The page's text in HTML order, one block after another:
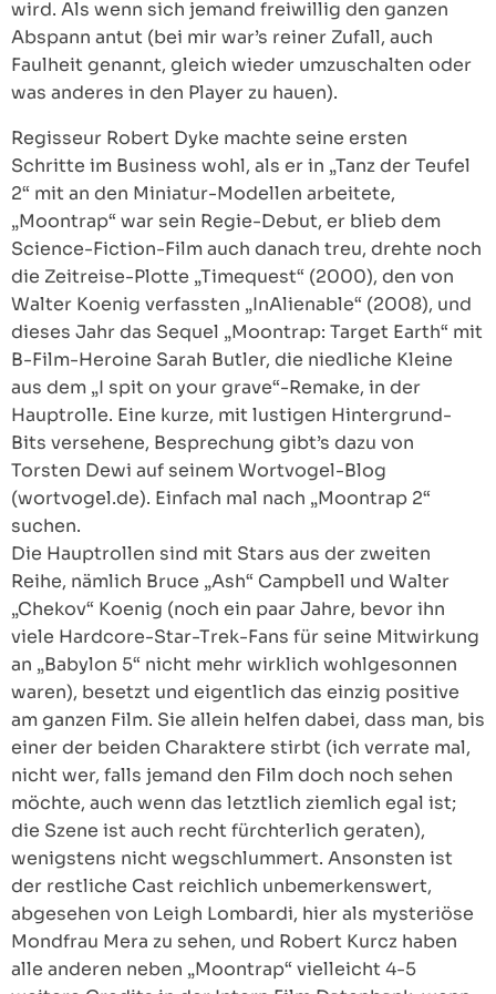
wird. Als wenn sich jemand freiwillig den ganzen
Abspann antut (bei mir war’s reiner Zufall, auch
Faulheit genannt, gleich wieder umzuschalten oder
was anderes in den Player zu hauen).
Regisseur Robert Dyke machte seine ersten
Schritte im Business wohl, als er in „Tanz der Teufel
2“ mit an den Miniatur-Modellen arbeitete,
„Moontrap“ war sein Regie-Debut, er blieb dem
Science-Fiction-Film auch danach treu, drehte noch
die Zeitreise-Plotte „Timequest“ (2000), den von
Walter Koenig verfassten „InAlienable“ (2008), und
dieses Jahr das Sequel „Moontrap: Target Earth“ mit
B-Film-Heroine Sarah Butler, die niedliche Kleine
aus dem „I spit on your grave“-Remake, in der
Hauptrolle. Eine kurze, mit lustigen Hintergrund-
Bits versehene, Besprechung gibt’s dazu von
Torsten Dewi auf seinem Wortvogel-Blog
(wortvogel.de). Einfach mal nach „Moontrap 2“
suchen.
Die Hauptrollen sind mit Stars aus der zweiten
Reihe, nämlich Bruce „Ash“ Campbell und Walter
„Chekov“ Koenig (noch ein paar Jahre, bevor ihn
viele Hardcore-Star-Trek-Fans für seine Mitwirkung
an „Babylon 5“ nicht mehr wirklich wohlgesonnen
waren), besetzt und eigentlich das einzig positive
am ganzen Film. Sie allein helfen dabei, dass man, bis
einer der beiden Charaktere stirbt (ich verrate mal,
nicht wer, falls jemand den Film doch noch sehen
möchte, auch wenn das letztlich ziemlich egal ist;
die Szene ist auch recht fürchterlich geraten),
wenigstens nicht wegschlummert. Ansonsten ist
der restliche Cast reichlich unbemerkenswert,
abgesehen von Leigh Lombardi, hier als mysteriöse
Mondfrau Mera zu sehen, und Robert Kurcz haben
alle anderen neben „Moontrap“ vielleicht 4-5